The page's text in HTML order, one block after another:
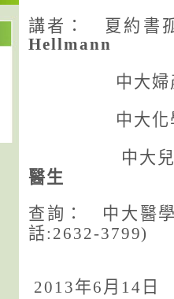
講者： 夏約書
Hellmann
中大
中大
中大
醫生
查詢：
中大醫
話:2632-3799)
2013年6 月 14 日